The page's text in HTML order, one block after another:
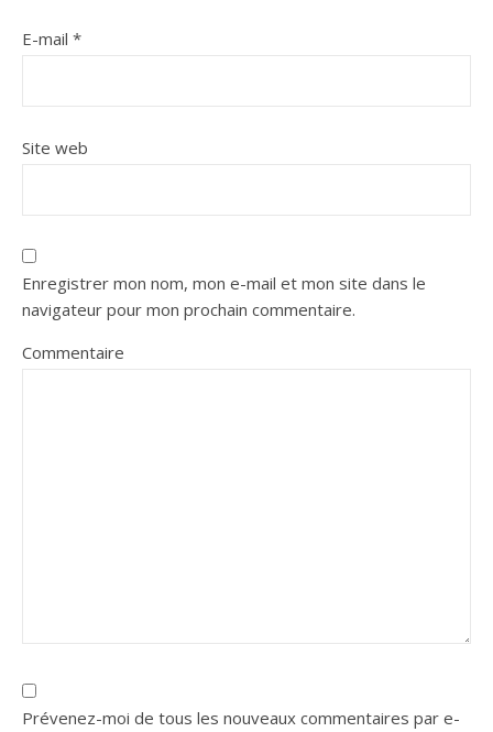
E-mail *
Site web
Enregistrer mon nom, mon e-mail et mon site dans le
navigateur pour mon prochain commentaire.
Commentaire
Prévenez-moi de tous les nouveaux commentaires par e-